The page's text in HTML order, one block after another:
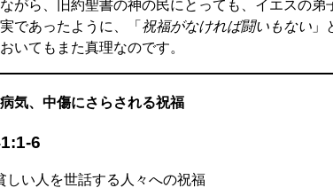
がら、旧約聖書の神の民にとっても、イエスの弟
であったように、「 祝福がなければ闘いもない 」
いてもまた真理なのです。
気、中傷にさらされる祝福
6
しい人を世話する人々への祝福